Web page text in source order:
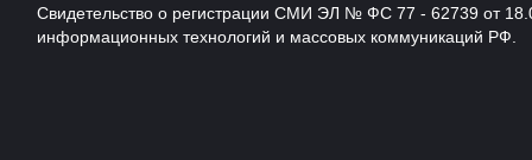
Свидетельство о регистрации СМИ ЭЛ № ФС 77 - 62739 от
информационных технологий и массовых коммуникаций РФ.